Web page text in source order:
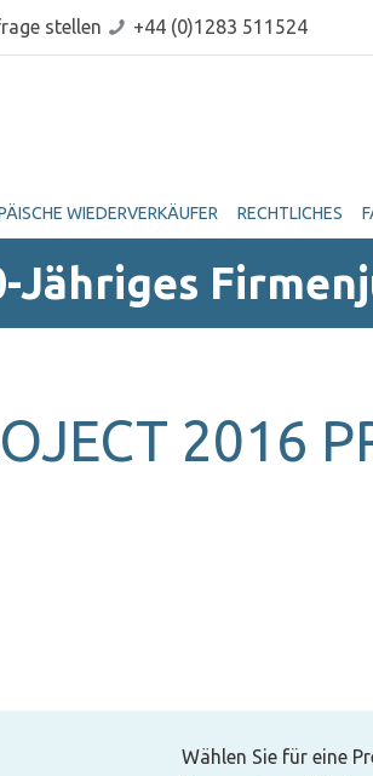
stellen +44 (0)1283 511524
WIEDERVERKÄUFER RECHTLICHES
Jähriges
2016
Wählen Sie für eine